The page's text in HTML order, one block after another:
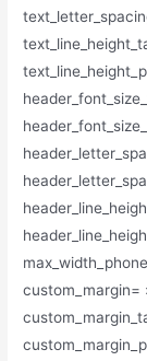
custom_margin=